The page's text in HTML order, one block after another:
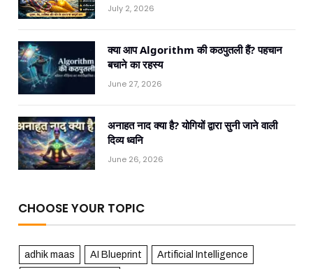
July 2, 2026
क्या आप Algorithm की कठपुतली हैं? पहचान
बचाने का रहस्य
June 27, 2026
अनाहत नाद क्या है? योगियों द्वारा सुनी जाने वाली
दिव्य ध्वनि
June 26, 2026
CHOOSE YOUR TOPIC
adhik maas AI Blueprint Artificial Intelligence